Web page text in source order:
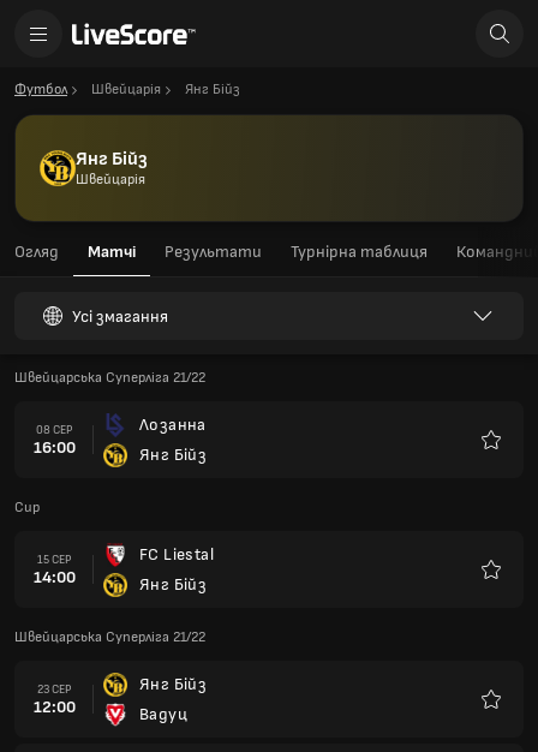
Футбол Швейцарія Янг Бійз
Янг Бійз
Швейцарія
Огляд Матчі Результати Турнірна таблиця
Усі змагання
Швейцарська Суперліга 21/22
08 СЕР
16:00
Лозанна
Янг Бійз
Cup
15 СЕР
14:00
FC Liestal
Янг Бійз
Швейцарська Суперліга 21/22
23 СЕР
12:00
Янг Бійз
Вадуц